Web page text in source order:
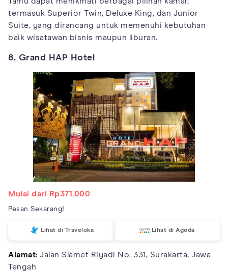
termasuk Superior Twin, Deluxe King, dan Junior
Suite, yang dirancang untuk memenuhi kebutuhan
baik wisatawan bisnis maupun liburan.
8. Grand HAP Hotel
Mulai dari Rp371.000
Pesan Sekarang!
Lihat di Traveloka Lihat di Agoda
Alamat: Jalan Slamet Riyadi No. 331, Surakarta, Jawa
Tengah